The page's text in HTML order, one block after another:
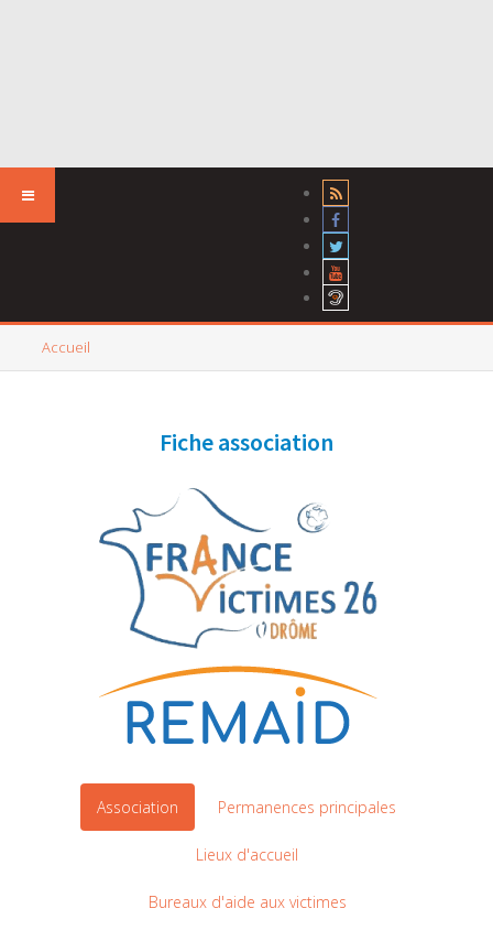
Accueil
Fiche association
Association Permanences principales
Lieux d'accueil
Bureaux d'aide aux victimes